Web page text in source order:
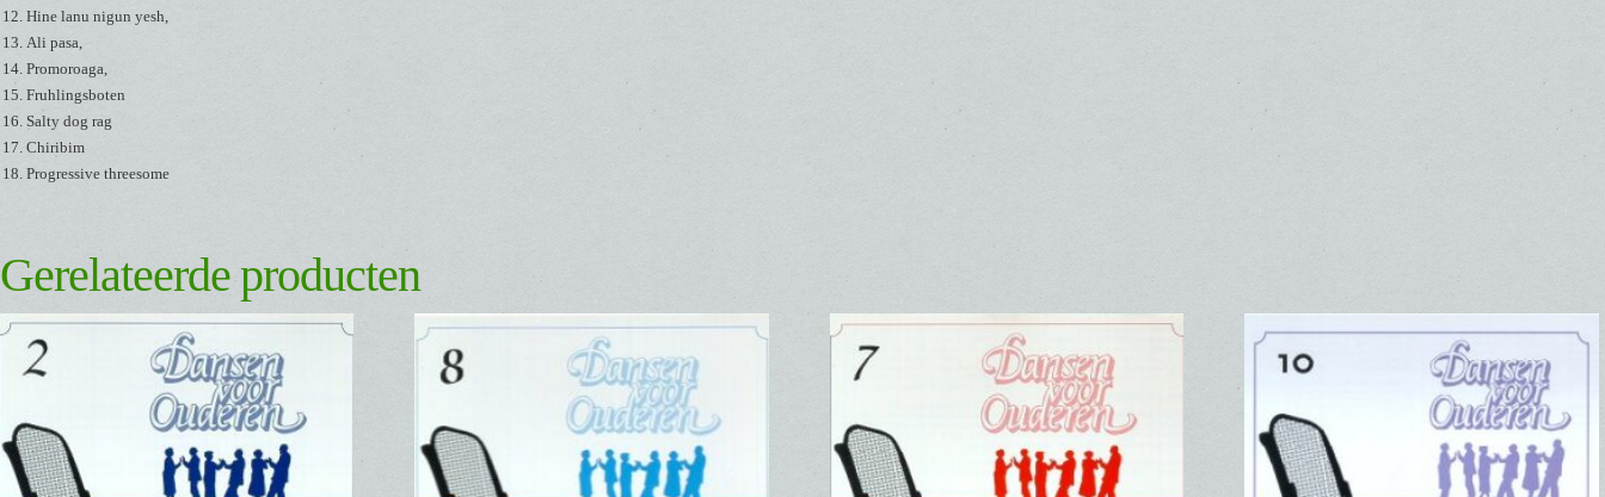
Hine lanu nigun yesh,
Ali pasa,
Promoroaga,
Fruhlingsboten
Salty dog rag
Chiribim
Progressive threesome
Gerelateerde producten